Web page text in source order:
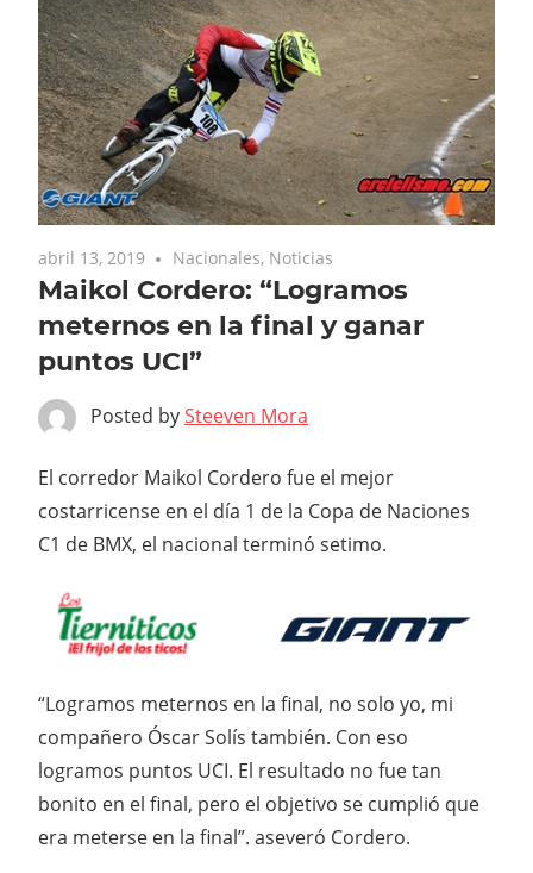
abril 13, 2019 Nacionales, Noticias
Maikol Cordero: “Logramos
meternos en la final y ganar
puntos UCI”
Posted bySteeven Mora
El corredor Maikol Cordero fue el mejor
costarricense en el día 1 de la Copa de Naciones
C1 de BMX, el nacional terminó setimo.
“Logramos meternos en la final, no solo yo, mi
compañero Óscar Solís también. Con eso
logramos puntos UCI. El resultado no fue tan
bonito en el final, pero el objetivo se cumplió que
era meterse en la final”. aseveró Cordero.